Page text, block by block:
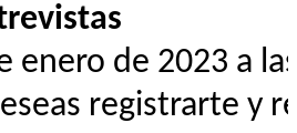
enero de 2023 a
registrarte y